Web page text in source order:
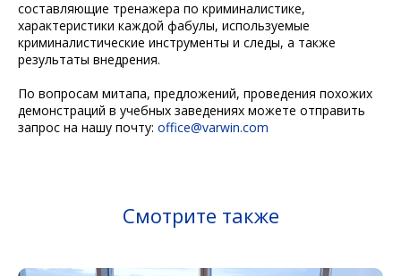
составляющие тренажера по криминалистике,
характеристики каждой фабулы, используемые
криминалистические инструменты и следы, а также
результаты внедрения.
По вопросам митапа, предложений, проведения похожих
демонстраций в учебных заведениях можете отправить
запрос на нашу почту: office@varwin.com
Смотрите также